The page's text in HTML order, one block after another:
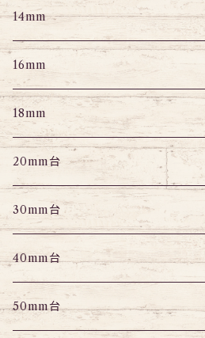
スクランパー
フェイクプラグ
パーツ
ニップルピアス
パーツ
アイレット
エキスパンダー
パーツ
エキスパンダー
パーツ
プラグ
アイレット
エキスパンダー
パーツ
エキスパンダー
パーツ
アイレット
エキスパンダー
パーツ
プラグ
アイレット
エキスパンダー
パーツ
トンネル
プラグ
アイレット
エキスパンダー
パーツ
14mm
トンネル
プラグ
アイレット
エキスパンダー
パーツ
16mm
トンネル
プラグ
アイレット
パーツ
18mm
トンネル
プラグ
アイレット
パーツ
20mm台
トンネル
プラグ
アイレット
30mm台
トンネル
プラグ
40mm台
トンネル
50mm台